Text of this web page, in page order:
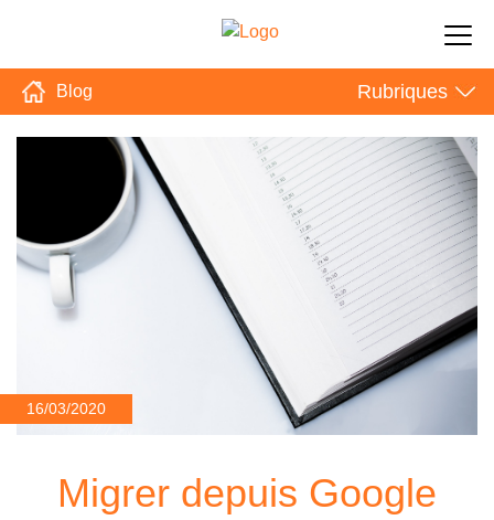
Blog Rubriques
16/03/2020
Migrer depuis Google